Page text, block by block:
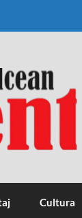
Cultura